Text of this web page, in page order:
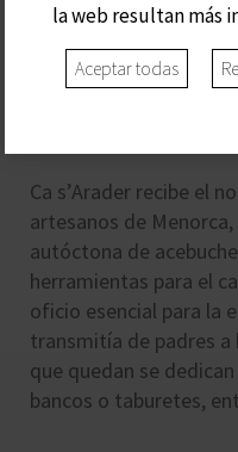
Ca s’Arader recibe el
artesanos de
autóctona de
herramientas para el
oficio esencial para la
transmitía de padres a
que quedan se
bancos o taburetes,
la web resultan más
Aceptar todas